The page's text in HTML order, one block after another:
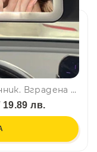
Страхотно LED огледало за сенник. Вградена батерия, USB зареждане, 3 цвята светлина
лв.